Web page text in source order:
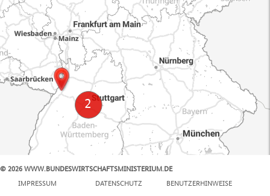
© 2026 WWW.BUNDESWIRTSCHAFTSMINISTERIUM.DE
IMPRESSUM
DATENSCHUTZ BENUTZERHINWEISE